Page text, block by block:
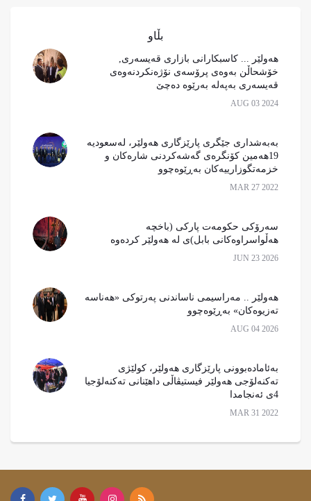
بڵاو
هه‌ولێر ... كاسبكارانی بازاری قه‌یسه‌ری,
خۆشحاڵن به‌وه‌ی پرۆسه‌ی نۆژه‌نكردنه‌وه‌ی
قه‌یسه‌ری به‌په‌له‌ به‌رێوه‌ ده‌چێ
AUG 03 2024
بەبەشداری جێگری پارێزگاری هەولێر، لەسعودیە
19هەمین کۆنگرەی گەشەکردنی شارەکان و
خزمەتگوزارییەکان بەڕێوەچوو
MAR 27 2022
سەرۆکی حکومەت پارکی (باخچە
هەڵواسراوەکانی بابل)ی لە هەولێر كردەوە
JUN 23 2026
هەولێر .. مەراسیمی ناساندنی پەرتوکی «هەناسە
تەزیوەکان» بەڕێوەچوو
AUG 04 2026
بەئامادەبوونى پارێزگارى هەولێر، کولێژى
تەکنەلۆجى هەولێر فیستیڤاڵى داهێنانى تەکنەلۆجیا
4ى ئەنجامدا
MAR 31 2022